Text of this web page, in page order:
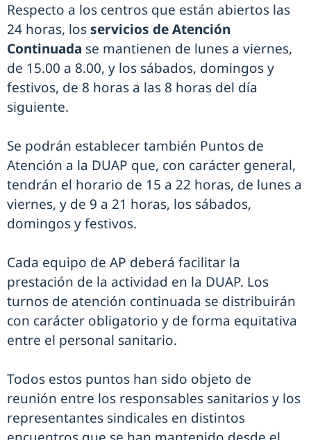
Respecto a los centros que están abiertos las
24 horas, losservicios de Atención
Continuada se mantienen de lunes a viernes,
de 15.00 a 8.00, y los sábados, domingos y
festivos, de 8 horas a las 8 horas del día
siguiente.
Se podrán establecer también Puntos de
Atención a la DUAP que, con carácter general,
tendrán el horario de 15 a 22 horas, de lunes a
viernes, y de 9 a 21 horas, los sábados,
domingos y festivos.
Cada equipo de AP deberá facilitar la
prestación de la actividad en la DUAP. Los
turnos de atención continuada se distribuirán
con carácter obligatorio y de forma equitativa
entre el personal sanitario.
Todos estos puntos han sido objeto de
reunión entre los responsables sanitarios y los
representantes sindicales en distintos